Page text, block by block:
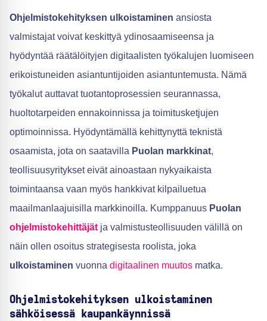
Ohjelmistokehityksen ulkoistaminen ansiosta
valmistajat voivat keskittyä ydinosaamiseensa ja
hyödyntää räätälöityjen digitaalisten työkalujen luomiseen
erikoistuneiden asiantuntijoiden asiantuntemusta. Nämä
työkalut auttavat tuotantoprosessien seurannassa,
huoltotarpeiden ennakoinnissa ja toimitusketjujen
optimoinnissa. Hyödyntämällä kehittynyttä teknistä
osaamista, jota on saatavilla Puolan markkinat,
teollisuusyritykset eivät ainoastaan nykyaikaista
toimintaansa vaan myös hankkivat kilpailuetua
maailmanlaajuisilla markkinoilla. Kumppanuus Puolan
ohjelmistokehittäjät ja valmistusteollisuuden välillä on
näin ollen osoitus strategisesta roolista, joka
ulkoistaminen vuonna digitaalinen muutos matka.
Ohjelmistokehityksen ulkoistaminen
sähköisessä kaupankäynnissä